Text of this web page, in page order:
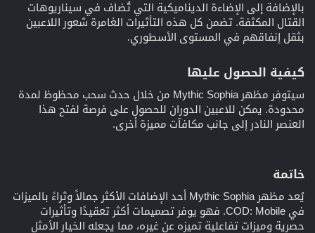
بالإضافة إلى الإضاءة الديناميكية التي تُضاف في سيناريوهات
القتال المكثفة. تضمن كل هذه التأثيرات الغامرة شعور اللاعبين
بثقل إنفاقهم في المستوى الأسطوري.
كيفية الحصول عليها​
سيتوفر مظهر Mythic Sophia من خلال حدث سحب محظوظ لمدة
محدودة. يمكن للاعبين الدوران للحصول على فرصة لفتح هذا
العنصر النادر إلى جانب مكافآت مميزة أخرى.
خاتمة​
يُعد مظهر Mythic Sophia أحد الإضافات الأكثر جمالاً وثراءً بالميزات
في COD: Mobile. فهو يوفر تصميمات أكثر تعقيدًا وتأثيرات
حصرية وميزات تفاعلية تميزه عن غيره، مما يجعله الخيار الأمثل